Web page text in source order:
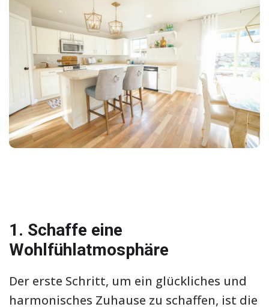
1. Schaffe eine
Wohlfühlatmosphäre
Der erste Schritt, um ein glückliches und
harmonisches Zuhause zu schaffen, ist die